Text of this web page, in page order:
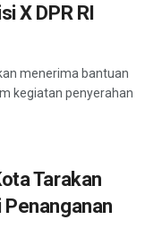
X DPR RI
menerima bantuan
kegiatan penyerahan
Tarakan